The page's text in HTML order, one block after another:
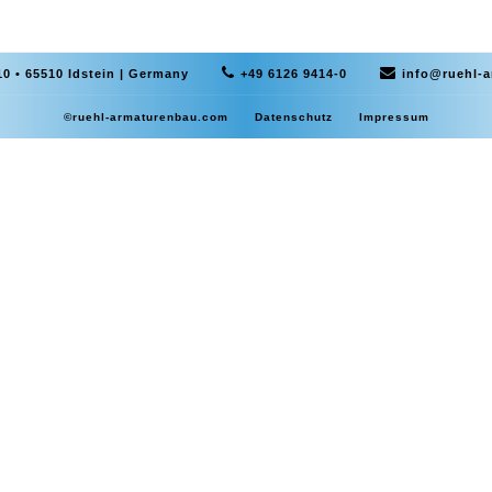
• 65510 Idstein | Germany +49 6126 9414-0 info@ruehl-
©ruehl-armaturenbau.com Datenschutz Impressum